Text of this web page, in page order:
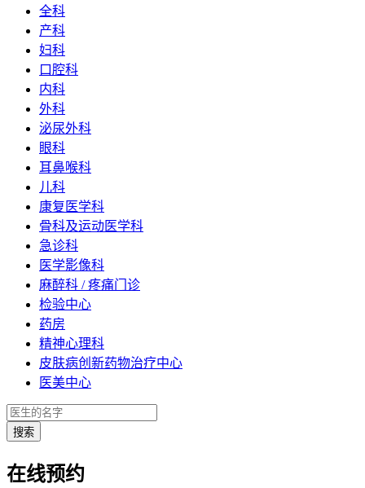
全科
产科
妇科
口腔科
内科
外科
泌尿外科
眼科
耳鼻喉科
儿科
康复医学科
骨科及运动医学科
急诊科
医学影像科
麻醉科 / 疼痛门诊
检验中心
药房
精神心理科
皮肤病创新药物治疗中心
医美中心
在线预约